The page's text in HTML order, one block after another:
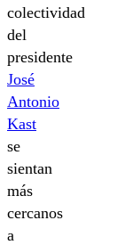
colectividad
del
presidente
José
Antonio
Kast
se
sientan
más
cercanos
a